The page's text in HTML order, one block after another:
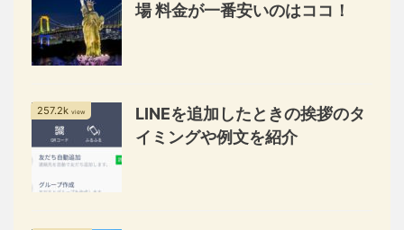
場 料金が一番安いのはココ！
257.2k view
LINEを追加したときの挨拶のタ
イミングや例文を紹介